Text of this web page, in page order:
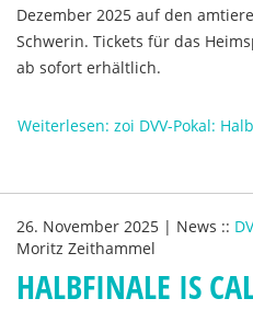
Dezember 2025 auf den
Schwerin. Tickets für das
ab sofort erhältlich.
Weiterlesen: zoi DVV-Pokal:
26. November 2025 | News ::
Moritz Zeithammel
HALBFINALE IS